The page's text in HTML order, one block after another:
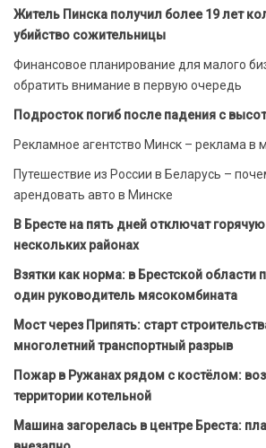
Житель Пинска получил более 19 лет
убийство сожительницы
Финансовое планирование для малого
обратить внимание в первую очередь
Подросток погиб после падения с
Рекламное агентство Минск – реклама в
Путешествие из России в Беларусь –
арендовать авто в Минске
В Бресте на пять дней отключат
нескольких районах
Взятки как норма: в Брестской области
один руководитель мясокомбината
Мост через Припять: старт
многолетний транспортный разрыв
Пожар в Ружанах рядом с костёлом:
территории котельной
Машина загорелась в центре Бреста: